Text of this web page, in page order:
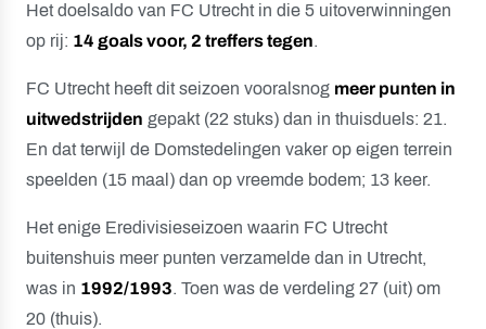
Het doelsaldo van FC Utrecht in die 5 uitoverwinningen
op rij: 14 goals voor, 2 treffers tegen.
FC Utrecht heeft dit seizoen vooralsnog meer punten in
uitwedstrijden gepakt (22 stuks) dan in thuisduels: 21.
En dat terwijl de Domstedelingen vaker op eigen terrein
speelden (15 maal) dan op vreemde bodem; 13 keer.
Het enige Eredivisieseizoen waarin FC Utrecht
buitenshuis meer punten verzamelde dan in Utrecht,
was in 1992/1993. Toen was de verdeling 27 (uit) om
20 (thuis).